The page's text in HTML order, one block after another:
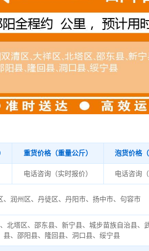
重货价格（重量公斤） 泡货价格
电话咨询（实时报价） 电话咨询
、润州区、丹徒区、丹阳市、扬中市、句容市
北塔区、邵东县、新宁县、城步苗族自治县、
县、邵阳县、隆回县、洞口县、绥宁县